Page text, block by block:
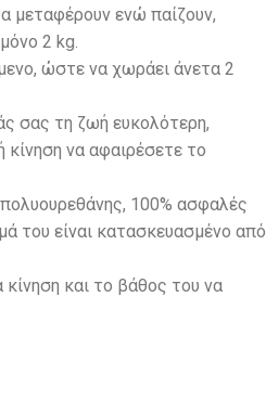
μεταφέρουν ενώ παίζουν,
2 kg.
ώστε να χωράει άνετα 2
σας τη ζωή ευκολότερη,
να αφαιρέσετε το
100% ασφαλές
του είναι κατασκευασμένο από
κίνηση και το βάθος του να